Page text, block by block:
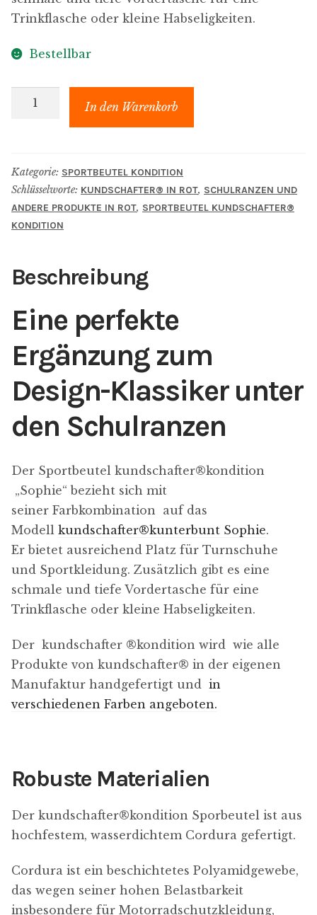
Trinkflasche oder kleine Habseligkeiten.
Bestellbar
kundschafter​
Sportbeutel
in
himbeer-
bordeauxrot
In den Warenkorb
Kategorie: SPORTBEUTEL KONDITION
Schlüsselworte: KUNDSCHAFTER​® IN ROT, SCHULRANZEN UND
ANDERE PRODUKTE IN ROT, SPORTBEUTEL KUNDSCHAFTER​®​
KONDITION
Beschreibung
Eine perfekte
Ergänzung zum
Design-Klassiker unter
den Schulranzen
Der Sportbeutel kundschafter​®​kondition
„Sophie“ bezieht sich mit
seiner Farbkombination auf das
Modell kundschafter​®​kunterbunt Sophie.
Er bietet ausreichend Platz für Turnschuhe
und Sportkleidung. Zusätzlich gibt es eine
schmale und tiefe Vordertasche für eine
Trinkflasche oder kleine Habseligkeiten.
Der kundschafter ®​kondition wird wie alle
Produkte von kundschafter​® in der eigenen
Manufaktur handgefertigt und in
verschiedenen Farben angeboten.
Robuste Materialien
Der kundschafter​®​kondition Sporbeutel ist aus
hochfestem, wasserdichtem Cordura gefertigt.
Cordura ist ein beschichtetes Polyamidgewebe,
das wegen seiner hohen Belastbarkeit
insbesondere für Motorradschutzkleidung,